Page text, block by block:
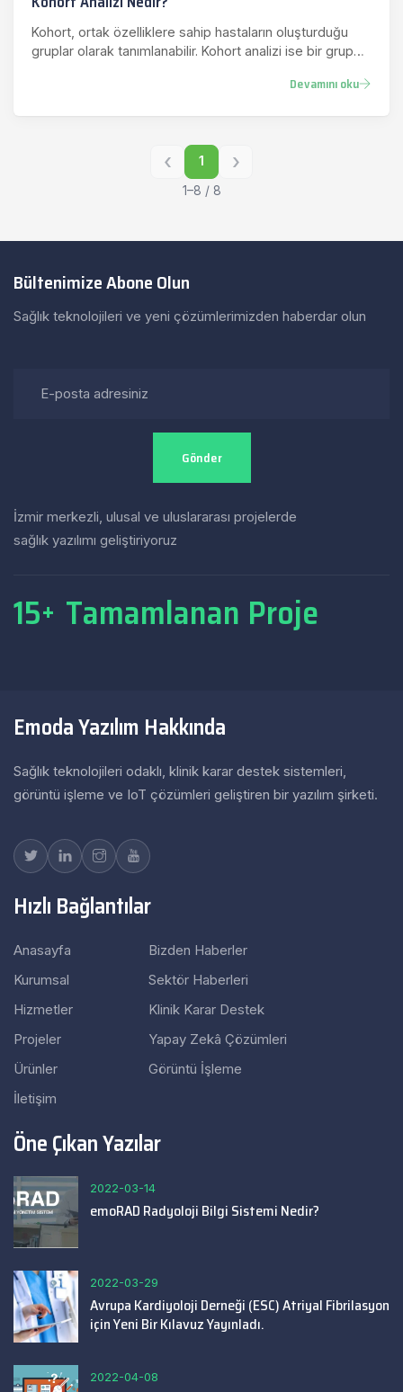
Kohort, ortak özelliklere sahip hastaların oluşturduğu
gruplar olarak tanımlanabilir. Kohort analizi ise bir grup
Devamını oku
‹ 1 ›
1–8 / 8
Bültenimize Abone Olun
Sağlık teknolojileri ve yeni çözümlerimizden haberdar olun
Gönder
İzmir merkezli, ulusal ve uluslararası projelerde
sağlık yazılımı geliştiriyoruz
15+ Tamamlanan Proje
Emoda Yazılım Hakkında
Sağlık teknolojileri odaklı, klinik karar destek sistemleri,
görüntü işleme ve IoT çözümleri geliştiren bir yazılım şirketi.
Hızlı Bağlantılar
Anasayfa
Kurumsal
Hizmetler
Projeler
Ürünler
İletişim
Bizden Haberler
Sektör Haberleri
Klinik Karar Destek
Yapay Zekâ Çözümleri
Görüntü İşleme
Öne Çıkan Yazılar
2022-03-14
emoRAD Radyoloji Bilgi Sistemi Nedir?
2022-03-29
Avrupa Kardiyoloji Derneği (ESC) Atriyal Fibrilasyon
için Yeni Bir Kılavuz Yayınladı.
2022-04-08